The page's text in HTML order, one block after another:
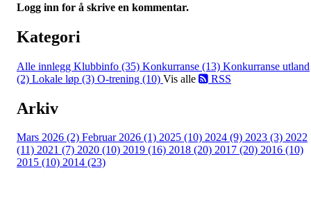
Logg inn for å skrive en kommentar.
Kategori
Alle innlegg Klubbinfo (35) Konkurranse (13) Konkurranse utland
(2) Lokale løp (3) O-trening (10) Vis alle RSS
Arkiv
Mars 2026 (2) Februar 2026 (1) 2025 (10) 2024 (9) 2023 (3) 2022
(11) 2021 (7) 2020 (10) 2019 (16) 2018 (20) 2017 (20) 2016 (10)
2015 (10) 2014 (23)